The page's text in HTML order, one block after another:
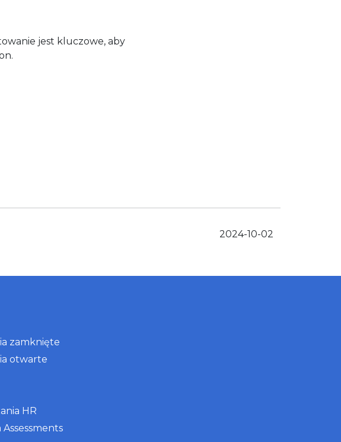
jest kluczowe, aby
2024-10-02
zamknięte
otwarte
HR
Assessments